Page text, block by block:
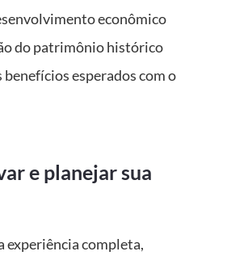
econômico
do patrimônio histórico
benefícios esperados com o
e planejar sua
experiência completa,